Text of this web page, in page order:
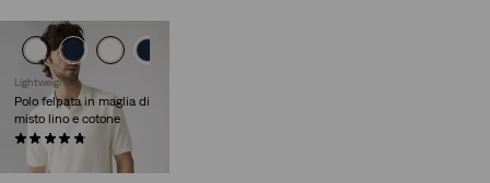
Lightweight
Polo felpata in maglia di
misto lino e cotone